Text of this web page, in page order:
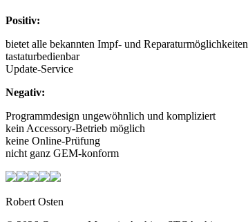
Positiv:
bietet alle bekannten Impf- und Reparaturmöglichkeiten
tastaturbedienbar
Update-Service
Negativ:
Programmdesign ungewöhnlich und kompliziert
kein Accessory-Betrieb möglich
keine Online-Prüfung
nicht ganz GEM-konform
Robert Osten